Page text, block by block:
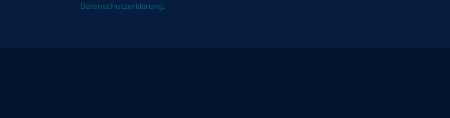
Datenschutzerklärung.